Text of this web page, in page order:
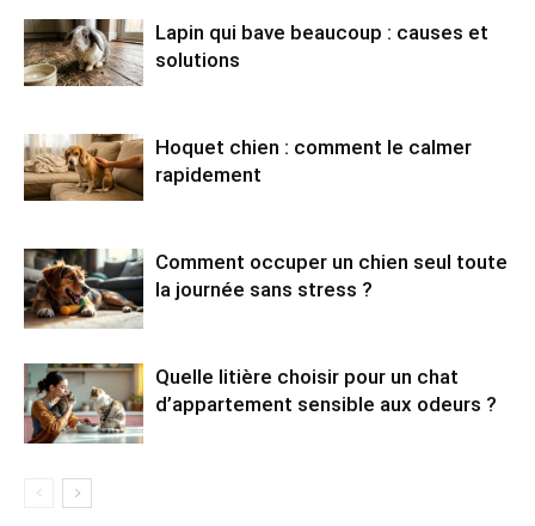
Lapin qui bave beaucoup : causes et
solutions
Hoquet chien : comment le calmer
rapidement
Comment occuper un chien seul toute
la journée sans stress ?
Quelle litière choisir pour un chat
d’appartement sensible aux odeurs ?